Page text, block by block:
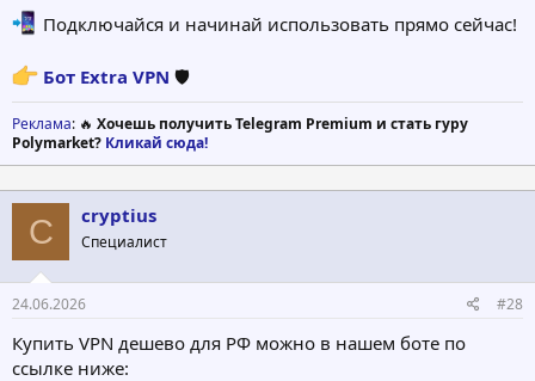
Подключайся и начинай использовать прямо сейчас!
Бот Extra VPN 🛡
Реклама: 🔥 Хочешь получить Telegram Premium и стать гуру
Polymarket? Кликай сюда!
C cryptius
Специалист
24.06.2026 #28
Купить VPN дешево для РФ можно в нашем боте по
ссылке ниже: